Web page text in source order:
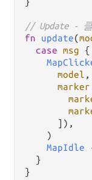
// Update -
fn
update(
case msg {
model ,
marker
      ]),
    )
MapIdle
  }